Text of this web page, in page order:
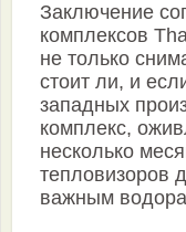
Заключение
комплексов
не только
стоит ли, и
западных
комплекс,
несколько
тепловизоров
важным